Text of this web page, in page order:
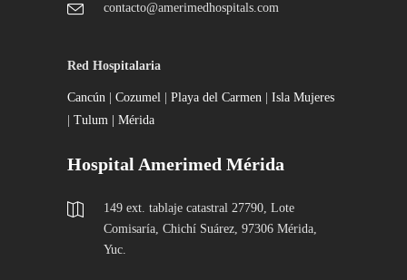
contacto@amerimedhospitals.com
Red Hospitalaria
Cancún Cozumel Playa del Carmen
Isla Mujeres
Tulum | Mérida
Hospital Amerimed Mérida
149 ext. tablaje catastral 27790, Lote
Comisaría, Chichí Suárez, 97306 Mérida,
Yuc.